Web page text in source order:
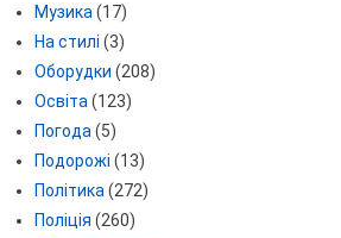
Музика (17)
На стилі (3)
Оборудки (208)
Освіта (123)
Погода (5)
Подорожі (13)
Політика (272)
Поліція (260)